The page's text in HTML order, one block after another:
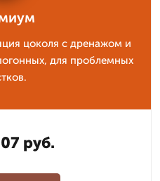
цоколя с дренажом и
для проблемных
руб.